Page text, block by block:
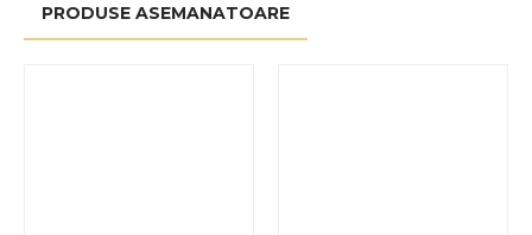
PRODUSE ASEMANATOARE